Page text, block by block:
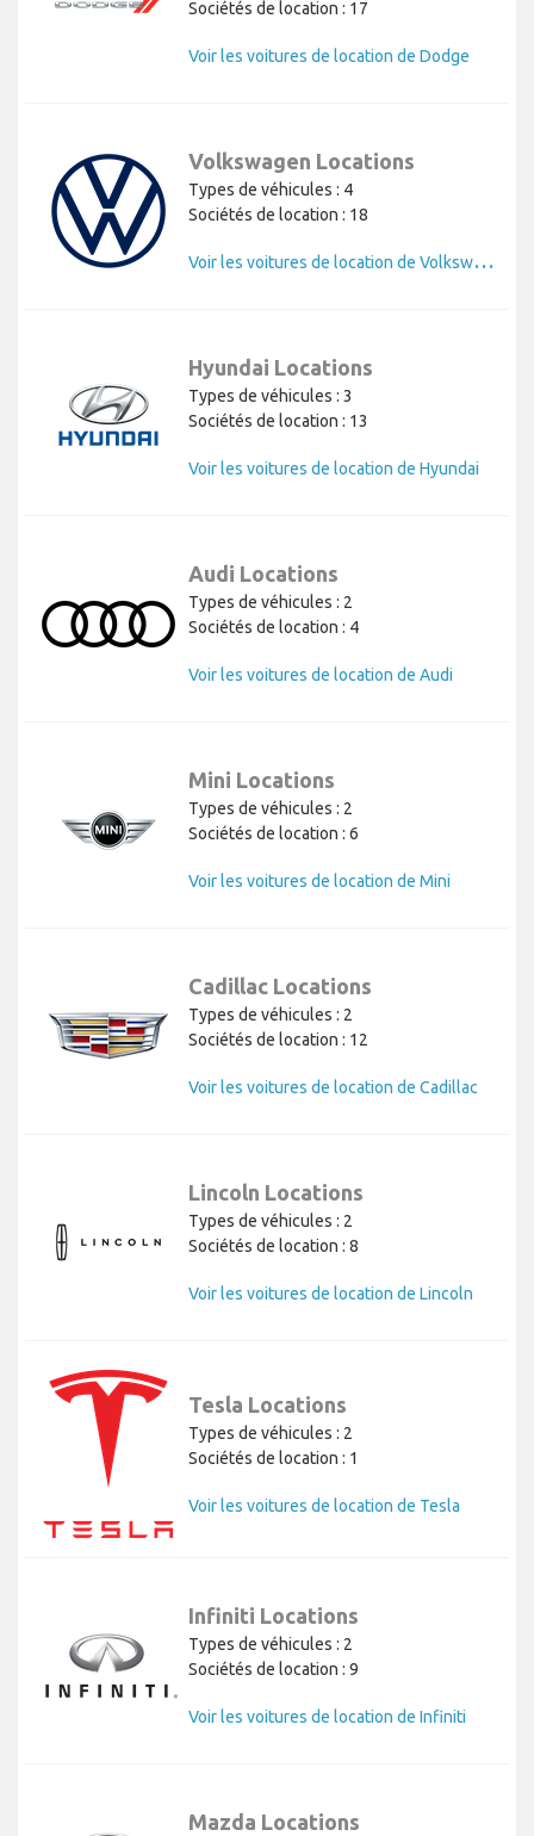
Sociétés de location : 17
Voir les voitures de location de Dodge
Volkswagen Locations
Types de véhicules : 4
Sociétés de location : 18
V
oir les voitures de location de Volkswagen
Hyundai Locations
Types de véhicules : 3
Sociétés de location : 13
Voir les voitures de location de Hyundai
Audi Locations
Types de véhicules : 2
Sociétés de location : 4
Voir les voitures de location de Audi
Mini Locations
Types de véhicules : 2
Sociétés de location : 6
Voir les voitures de location de Mini
Cadillac Locations
Types de véhicules : 2
Sociétés de location : 12
Voir les voitures de location de Cadillac
Lincoln Locations
Types de véhicules : 2
Sociétés de location : 8
Voir les voitures de location de Lincoln
Tesla Locations
Types de véhicules : 2
Sociétés de location : 1
Voir les voitures de location de Tesla
Infiniti Locations
Types de véhicules : 2
Sociétés de location : 9
Voir les voitures de location de Infiniti
Mazda Locations